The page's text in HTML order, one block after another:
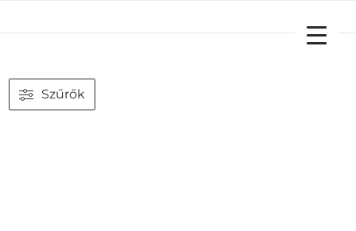
Szűrők
YOUR CART